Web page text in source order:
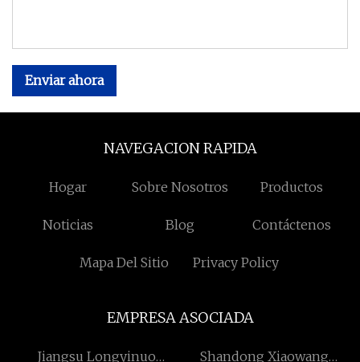
Enviar ahora
NAVEGACION RAPIDA
Hogar Sobre Nosotros Productos
Noticias Blog Contáctenos
Mapa Del Sitio Privacy Policy
EMPRESA ASOCIADA
Jiangsu Longyinuo Shandong Xiaowang